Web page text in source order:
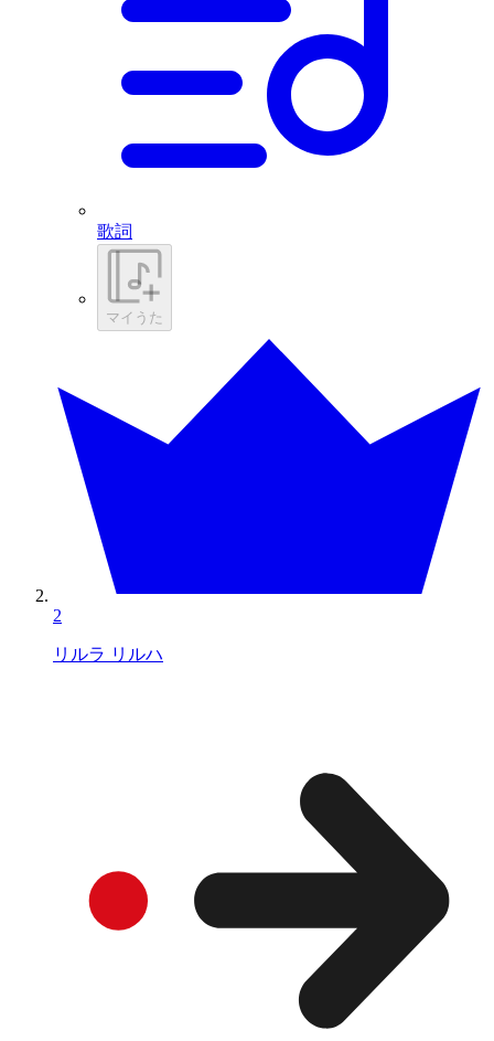
歌詞
マイうた
2
リルラ リルハ